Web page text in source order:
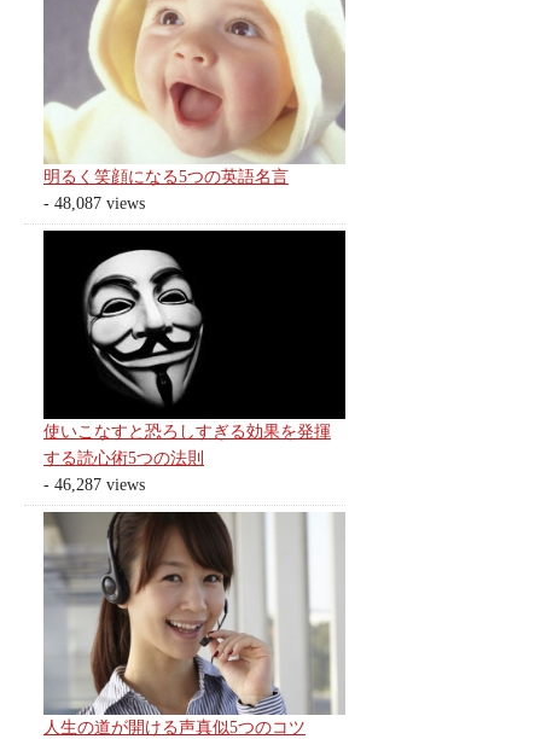
明るく笑顔になる5つの英語名言
- 48,087 views
使いこなすと恐ろしすぎる効果を発揮
する読心術5つの法則
- 46,287 views
人生の道が開ける声真似5つのコツ